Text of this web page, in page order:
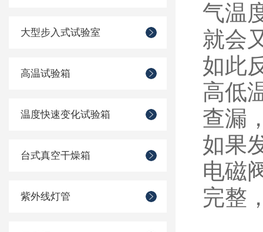
大型步入式试验室
高温试验箱
温度快速变化试验箱
台式真空干燥箱
紫外线灯管
气温
就会
如此
高低
查漏
如果
电磁
完整